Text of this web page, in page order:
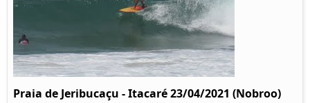
Praia de Jeribucaçu - Itacaré 23/04/2021 (Nobroo)